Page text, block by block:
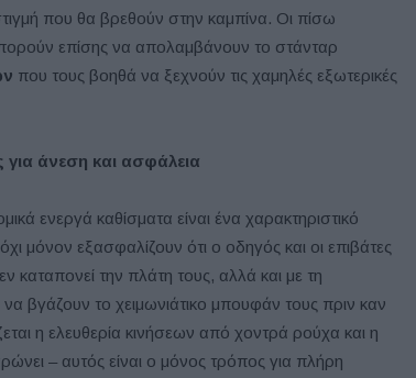
που θα βρεθούν στην καμπίνα. Οι πίσω
επίσης να απολαμβάνουν το στάνταρ
που τους βοηθά να ξεχνούν τις χαμηλές εξωτερικές
άνεση και ασφάλεια
ενεργά καθίσματα είναι ένα χαρακτηριστικό
μόνον εξασφαλίζουν ότι ο οδηγός και οι επιβάτες
καταπονεί την πλάτη τους, αλλά και με τη
βγάζουν το χειμωνιάτικο μπουφάν τους πριν καν
η ελευθερία κινήσεων από χοντρά ρούχα και η
– αυτός είναι ο μόνος τρόπος για πλήρη